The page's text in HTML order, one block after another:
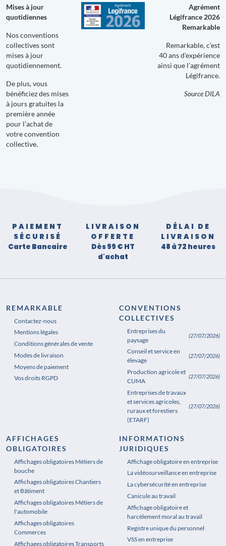
Mises à jour
quotidiennes
Nos conventions
collectives sont
mises à jour
quotidiennement.
De plus, vous
bénéficiez des mises
à jours gratuites la
première année
pour l’achat de
votre convention
collective.
Agrément
Légifrance 2026
Remarkable
Remarkable, c’est
40 ans d’expérience
ainsi que l’agrément
Légifrance.
Source DILA
PAIEMENT
SÉCURISÉ
Carte Bancaire
LIVRAISON
OFFERTE
Dès 99 € HT
d'achat
DÉLAI DE
LIVRAISON
48 à 72 heures
REMARKABLE
Contactez-nous
Mentions légales
Conditions générales de vente
Modes de livraison
Moyens de paiement
Vos droits RGPD
CONVENTIONS
COLLECTIVES
Entreprises du
paysage
(27/07/2026)
Conseil et service en
élevage
(27/07/2026)
Production agricole et
CUMA
(27/07/2026)
Entreprises de travaux
et services agricoles,
ruraux et forestiers
(ETARF)
(27/07/2026)
AFFICHAGES
OBLIGATOIRES
Affichages obligatoires Métiers de
bouche
Affichages obligatoires Chantiers
et Bâtiment
Affichages obligatoires Métiers de
l'automobile
Affichages obligatoires
Commerces
Affichages obligatoires Transports
Affichages obligatoires Pharmacie
INFORMATIONS
JURIDIQUES
Affichage obligatoire en entreprise
La vidéosurveillance en entreprise
La cybersécurité en entreprise
Canicule au travail
Affichage obligatoire et
harcèlement moral au travail
Registre unique du personnel
VSS en entreprise